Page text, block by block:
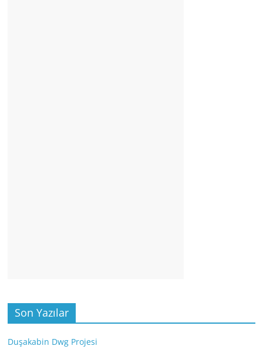
Son Yazılar
Duşakabin Dwg Projesi